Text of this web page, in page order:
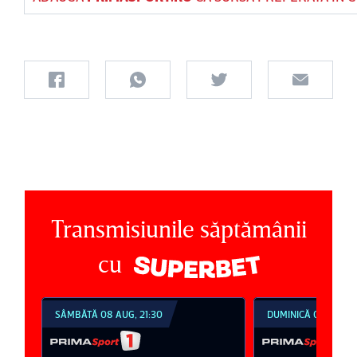
Transmisiunile săptămânii
cu
DUMINICĂ 09 AUG, 18:30 DUMINICĂ 09 AUG,